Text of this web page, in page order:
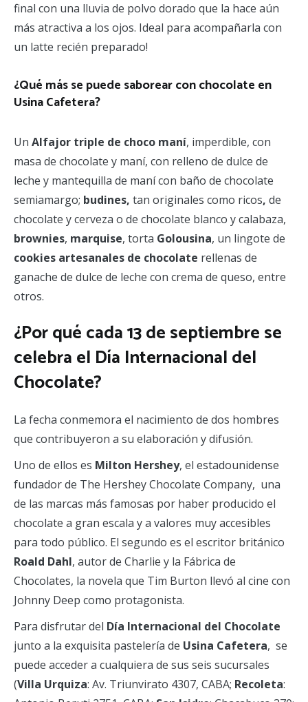
final con una lluvia de polvo dorado que la hace aún
más atractiva a los ojos. Ideal para acompañarla con
un latte recién preparado!
¿Qué más se puede saborear con chocolate en
Usina Cafetera?
Un Alfajor triple de choco maní, imperdible, con
masa de chocolate y maní, con relleno de dulce de
leche y mantequilla de maní con baño de chocolate
semiamargo; budines, tan originales como ricos, de
chocolate y cerveza o de chocolate blanco y calabaza,
brownies, marquise, torta Golousina, un lingote de
cookies artesanales de chocolate rellenas de
ganache de dulce de leche con crema de queso, entre
otros.
¿Por qué cada 13 de septiembre se
celebra el Día Internacional del
Chocolate?
La fecha conmemora el nacimiento de dos hombres
que contribuyeron a su elaboración y difusión.
Uno de ellos es Milton Hershey, el estadounidense
fundador de The Hershey Chocolate Company, una
de las marcas más famosas por haber producido el
chocolate a gran escala y a valores muy accesibles
para todo público. El segundo es el escritor británico
Roald Dahl, autor de Charlie y la Fábrica de
Chocolates, la novela que Tim Burton llevó al cine con
Johnny Deep como protagonista.
Para disfrutar del Día Internacional del Chocolate
junto a la exquisita pastelería de Usina Cafetera, se
puede acceder a cualquiera de sus seis sucursales
(Villa Urquiza: Av. Triunvirato 4307, CABA; Recoleta: